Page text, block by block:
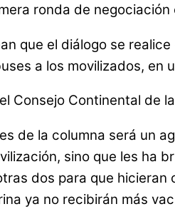
ronda de
que el diálogo se
a los movilizados,
Consejo Continental de
de la columna será un
sino que les ha
dos para que hicieran
ya no recibirán más